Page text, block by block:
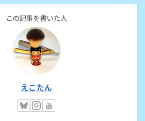
この記事を書いた人
えこたん